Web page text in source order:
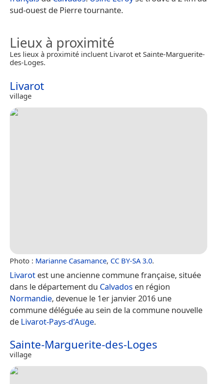
sud-ouest de Pierre tournante.
Lieux à proximité
Les lieux à proximité incluent Livarot et Sainte-Marguerite-
des-Loges.
Livarot
village
Photo : Marianne Casamance, CC BY-SA 3.0.
Livarot est une ancienne commune française, située
dans le département du Calvados en région
Normandie, devenue le 1er janvier 2016 une
commune déléguée au sein de la commune nouvelle
de Livarot-Pays-d'Auge.
Sainte-Marguerite-des-Loges
village